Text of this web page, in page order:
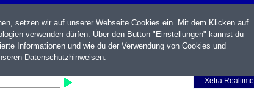
Xetra Realtime
setzen wir auf unserer Webseite Cookies ein. Mit dem Klicken auf
verwenden dürfen. Über den Button "Einstellungen" kannst du
Informationen und wie du der Verwendung von Cookies und
Datenschutzhinweisen.